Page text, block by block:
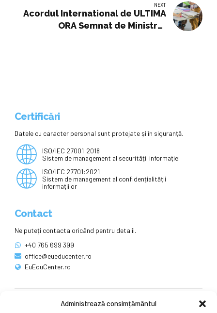
Administrează consimțământul
NEXT
Acordul International de ULTIMA
ORA Semnat de Ministrul
Certificări
Datele cu caracter personal sunt protejate și în siguranță.
ISO/IEC 27001:2018
Sistem de management al securității informației
ISO/IEC 27701:2021
Sistem de management al confidențialității
informațiilor
Contact
Ne puteți contacta oricând pentru detalii.
+40 765 699 399
office@eueducenter.ro
EuEduCenter.ro